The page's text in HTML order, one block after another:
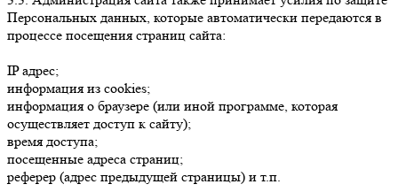
Персональных данных, которые автоматически передаются в
процессе посещения страниц сайта:
IP адрес;
информация из cookies;
информация о браузере (или иной программе, которая
осуществляет доступ к сайту);
время доступа;
посещенные адреса страниц;
реферер (адрес предыдущей страницы) и т.п.